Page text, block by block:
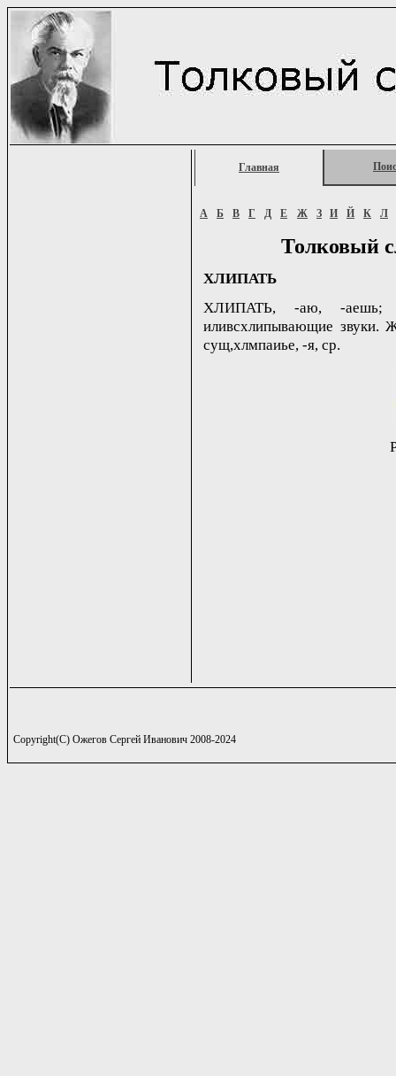
Главная
А Б В Г Д Е Ж З И Й К Л
Толковый
ХЛИПАТЬ
ХЛИПАТЬ, -аю, -аешь;
иливсхлипывающие звуки.
сущ,хлмпаиье, -я, ср.
Copyright(C) Ожегов Сергей Иванович 2008-2024